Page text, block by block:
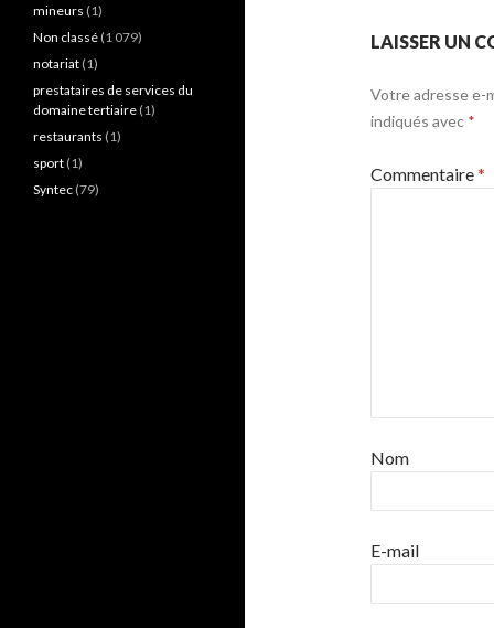
LAISSER UN
Votre adresse e-
indiqués avec *
Commentaire*
Nom
E-mail
mineurs (1)
Non classé (1 079)
notariat (1)
prestataires de services du
domaine tertiaire (1)
restaurants (1)
sport (1)
Syntec (79)